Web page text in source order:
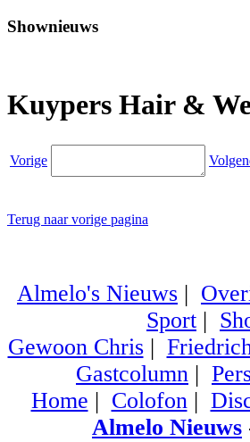
Shownieuws
Kuypers Hair &
Vorige
Terug naar vorige pagina
Almelo's Nieuws |
Sport |
Gewoon Chris|
Gastcolumn |
Home | Colofon|
Almelo Nieuws